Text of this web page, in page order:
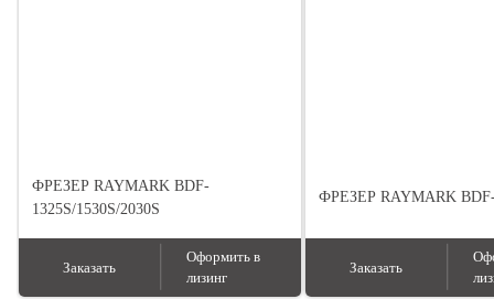
ФРЕЗЕР RAYMARK BDF-
1325S/1530S/2030S
Заказать
Оформить в
лизинг
ФРЕЗЕР RAYMARK
Заказать